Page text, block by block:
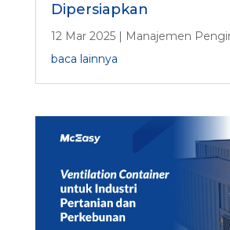
Dipersiapkan
12 Mar 2025| Manajemen
baca lainnya